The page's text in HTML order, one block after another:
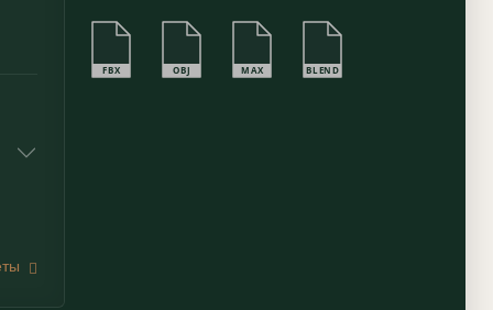
FBX OBJ MAX BLEND